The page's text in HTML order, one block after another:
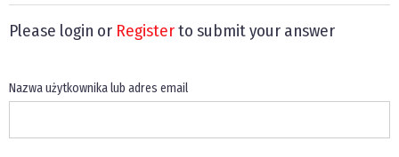
Please login or Registerto submit your answer
Nazwa użytkownika lub adres email